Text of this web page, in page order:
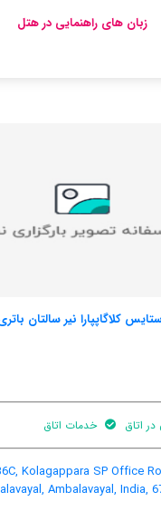
زبان های راهنمایی در هتل
کاملی توسط کاربران اعلام نشده
O , Kozhikode Bypass, Near
Kunnamkulam,